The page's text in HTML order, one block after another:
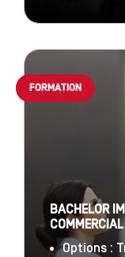
BACHELOR
COMMERCIAL
Options :
FORMATION